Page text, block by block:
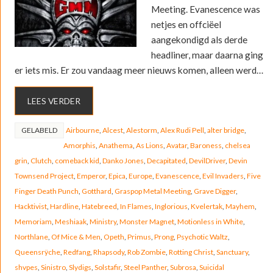
Meeting. Evanescence was
netjes en offciëel
aangekondigd als derde
headliner, maar daarna ging
er iets mis. Er zou vandaag meer nieuws komen, alleen werd…
LEES VERDER
GELABELD Airbourne, Alcest, Alestorm Alex Rudi Pell alter bridge,
Amorphis Anathema As Lions Avatar, Baroness chelsea
grin Clutch comeback kid Danko Jones Decapitated DevilDriver, Devin
Townsend Project, Emperor, Epica Europe, Evanescence, Evil Invaders Five
Finger Death Punch Gotthard Graspop Metal Meeting, Grave Digger,
Hacktivist, Hardline, Hatebreed In Flames Inglorious Kvelertak, Mayhem
Memoriam Meshiaak, Ministry, Monster Magnet, Motionless in White,
Northlane, Of Mice & Men Opeth Primus Prong, Psychotic Waltz
Queensrÿche, Redfang, Rhapsody, Rob Zombie, Rotting Christ, Sanctuary,
shvpes Sinistro, Slydigs Solstafir, Steel Panther, Subrosa Suicidal